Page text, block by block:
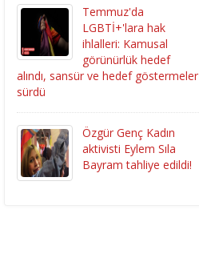
Temmuz'da
LGBTİ+'lara hak
ihlalleri: Kamusal
görünürlük hedef
alındı, sansür ve hedef göstermeler
sürdü
Özgür Genç Kadın
aktivisti Eylem Sıla
Bayram tahliye edildi!